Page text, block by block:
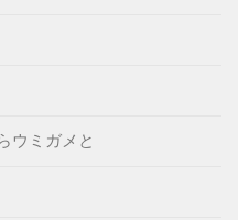
ウミガメと